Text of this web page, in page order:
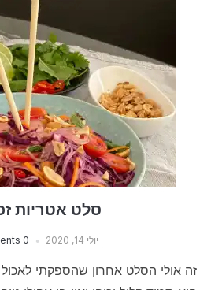
סלט אטריות
יולי 14, 2020 0 comments
זה אולי הסלט אחרון שהספקתי